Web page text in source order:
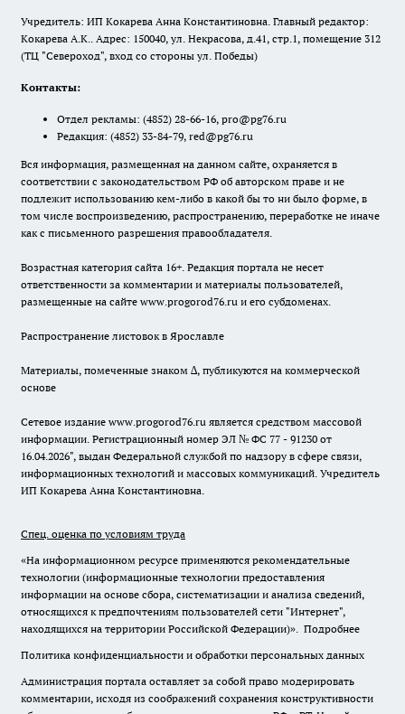
Учредитель: ИП Кокарева Анна Константиновна. Главный редактор:
Кокарева А.К.. Адрес: 150040, ул. Некрасова, д.41, стр.1, помещение 312
(ТЦ "Североход", вход со стороны ул. Победы)
Контакты:
Отдел рекламы: (4852) 28-66-16, pro@pg76.ru
Редакция: (4852) 33-84-79, red@pg76.ru
Вся информация, размещенная на данном сайте, охраняется в
соответствии с законодательством РФ об авторском праве и не
подлежит использованию кем-либо в какой бы то ни было форме, в
том числе воспроизведению, распространению, переработке не иначе
как с письменного разрешения правообладателя.
Возрастная категория сайта 16+. Редакция портала не несет
ответственности за комментарии и материалы пользователей,
размещенные на сайте www.progorod76.ru и его субдоменах.
Распространение листовок в Ярославле
Материалы, помеченные знаком ∆, публикуются на коммерческой
основе
Сетевое издание www.progorod76.ru является средством массовой
информации. Регистрационный номер ЭЛ № ФС 77 - 91230 от
16.04.2026", выдан Федеральной службой по надзору в сфере связи,
информационных технологий и массовых коммуникаций. Учредитель
ИП Кокарева Анна Константиновна.
Спец. оценка по условиям труда
«На информационном ресурсе применяются рекомендательные
технологии (информационные технологии предоставления
информации на основе сбора, систематизации и анализа сведений,
относящихся к предпочтениям пользователей сети "Интернет",
находящихся на территории Российской Федерации)». Подробнее
Политика конфиденциальности и обработки персональных данных
Администрация портала оставляет за собой право модерировать
комментарии, исходя из соображений сохранения конструктивности